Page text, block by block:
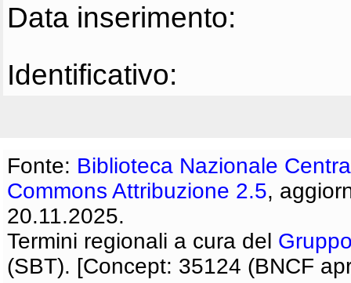
Data inserimento:
Identificativo:
Fonte: Biblioteca Nazionale
Commons Attribuzione 2.5,
20.11.2025.
Termini regionali a cura del
(SBT). [Concept: 35124 (BNCF